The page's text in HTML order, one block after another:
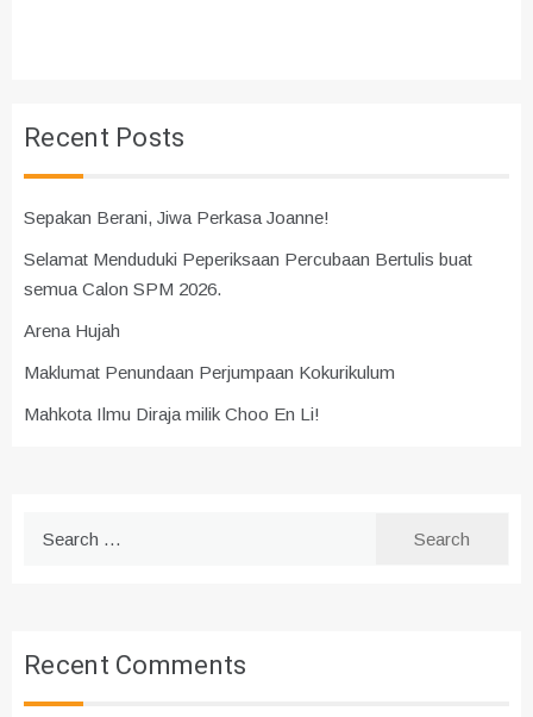
Recent Posts
Sepakan Berani, Jiwa Perkasa Joanne!
Selamat Menduduki Peperiksaan Percubaan Bertulis buat
semua Calon SPM 2026.
Arena Hujah
Maklumat Penundaan Perjumpaan Kokurikulum
Mahkota Ilmu Diraja milik Choo En Li!
Recent Comments